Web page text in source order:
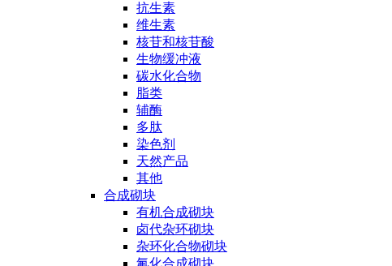
抗生素
维生素
核苷和核苷酸
生物缓冲液
碳水化合物
脂类
辅酶
多肽
染色剂
天然产品
其他
合成砌块
有机合成砌块
卤代杂环砌块
杂环化合物砌块
氟化合成砌块